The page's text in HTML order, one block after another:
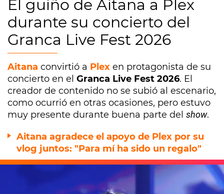
El guiño de Aitana a Plex
durante su concierto del
Granca Live Fest 2026
Aitana convirtió a Plex en protagonista de su
concierto en el Granca Live Fest 2026. El
creador de contenido no se subió al escenario,
como ocurrió en otras ocasiones, pero estuvo
muy presente durante buena parte del show.
Aitana agradece el apoyo de Plex por su
vlog juntos: "Para mí ha sido un regalo"